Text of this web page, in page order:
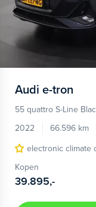
Audi e-tron
55 quattro S-Line
2022
66.596 km
electronic climate
Kopen
39.895,-